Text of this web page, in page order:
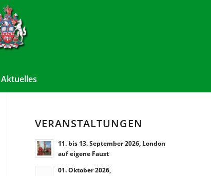
VERANSTALTUNGEN
11. bis 13. September 2026, London
auf eigene Faust
01. Oktober 2026,